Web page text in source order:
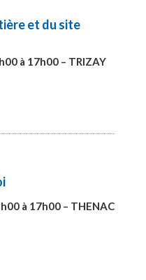
et du site
à 17h00 – TRIZAY
à 17h00 – THENAC